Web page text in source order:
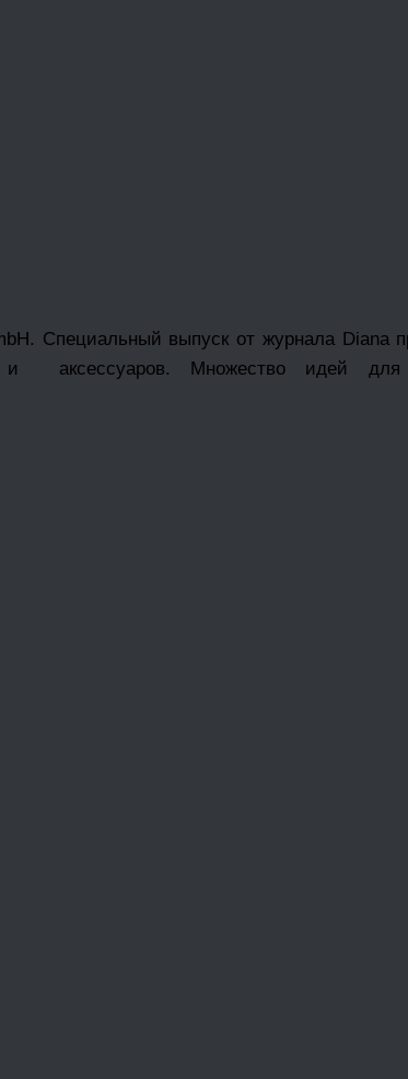
Специальный выпуск от журнала Diana
аксессуаров. Множество идей